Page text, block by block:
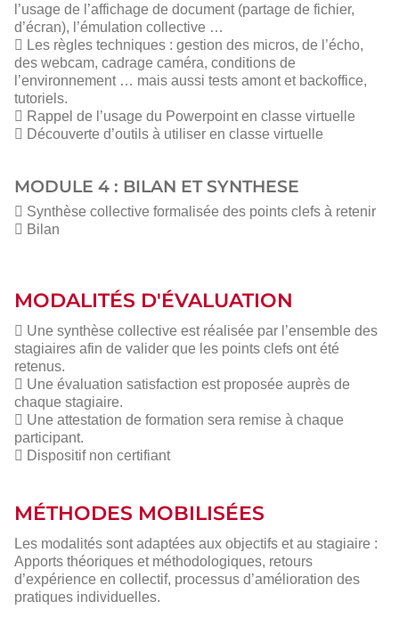
l’usage de l’affichage de document (partage de fichier,
d’écran), l’émulation collective …
 Les règles techniques : gestion des micros, de l’écho,
des webcam, cadrage caméra, conditions de
l’environnement … mais aussi tests amont et backoffice,
tutoriels.
 Rappel de l’usage du Powerpoint en classe virtuelle
 Découverte d’outils à utiliser en classe virtuelle
MODULE 4 : BILAN ET SYNTHESE
 Synthèse collective formalisée des points clefs à retenir
 Bilan
MODALITÉS D'ÉVALUATION
 Une synthèse collective est réalisée par l’ensemble des
stagiaires afin de valider que les points clefs ont été
retenus.
 Une évaluation satisfaction est proposée auprès de
chaque stagiaire.
 Une attestation de formation sera remise à chaque
participant.
 Dispositif non certifiant
MÉTHODES MOBILISÉES
Les modalités sont adaptées aux objectifs et au stagiaire :
Apports théoriques et méthodologiques, retours
d’expérience en collectif, processus d’amélioration des
pratiques individuelles.